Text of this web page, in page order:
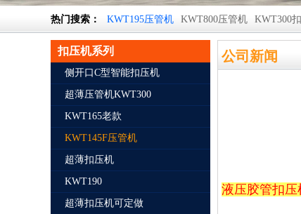
热门搜索： KWT195压管机 KWT800压管机 KWT300
扣压机系列
侧开口C型智能扣压机
超薄压管机KWT300
KWT165老款
KWT145F压管机
超薄扣压机
KWT190
超薄扣压机可定做
公司新闻
液压胶管扣压